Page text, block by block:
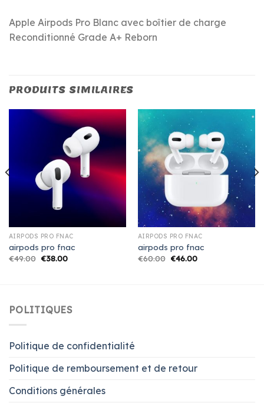
Apple Airpods Pro Blanc avec boîtier de charge
Reconditionné Grade A+ Reborn
PRODUITS SIMILAIRES
AIRPODS PRO FNAC
airpods pro fnac
€49.00 €38.00
AIRPODS PRO FNAC
airpods pro fnac
€60.00 €46.00
POLITIQUES
Politique de confidentialité
Politique de remboursement et de retour
Conditions générales